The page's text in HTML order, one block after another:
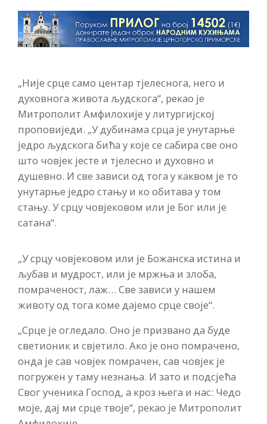
„Није срце само центар тјелеснога, него и
духовнога живота људскога“, рекао је
Митрополит Амфилохије у литургијској
проповиједи. „У дубинама срца је унутарње
једро људскога бића у које се сабира све оно
што човјек јесте и тјелесно и духовно и
душевно. И све зависи од тога у каквом је то
унутарње једро стању и ко обитава у том
стању. У срцу човјековом или је Бог или је
сатана“.
„У срцу човјековом или је Божанска истина и
љубав и мудрост, или је мржња и злоба,
помраченост, лаж… Све зависи у нашем
животу од тога коме дајемо срце своје“.
„Срце је огледало. Оно је призвано да буде
светионик и свјетило. Ако је оно помрачено,
онда је сав човјек помрачен, сав човјек је
погружен у таму незнања. И зато и подсјећа
Свог ученика Господ, а кроз њега и нас: Чедо
моје, дај ми срце твоје“, рекао је Митрополит